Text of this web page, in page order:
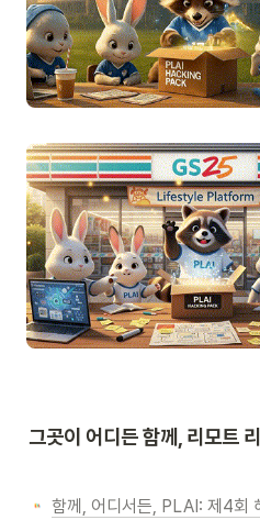
그곳이 어디든 함께, 리모트
함께, 어디서든, PLAI: 제4회